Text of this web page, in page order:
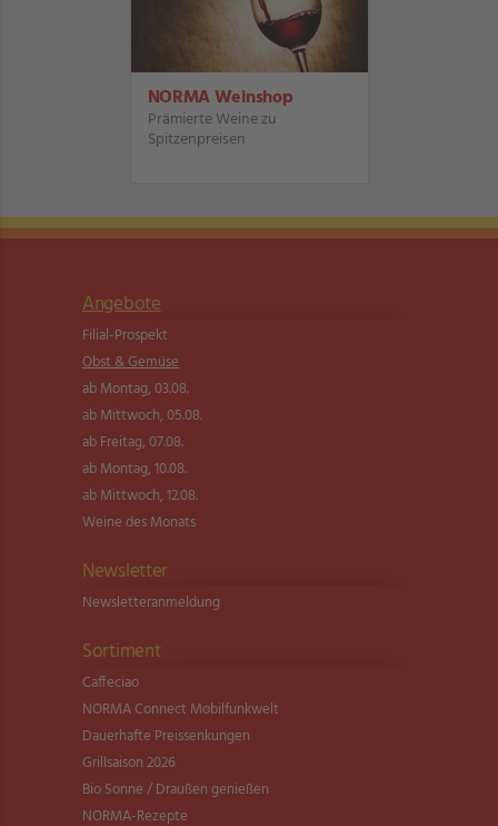
NORMA Weinshop
Prämierte Weine zu
Spitzenpreisen
Angebote
Filial-Prospekt
Obst & Gemüse
ab Montag, 03.08.
ab Mittwoch, 05.08.
ab Freitag, 07.08.
ab Montag, 10.08.
ab Mittwoch, 12.08.
Weine des Monats
Newsletter
Newsletter­anmeldung
Sortiment
Caffeciao
NORMA Connect Mobilfunkwelt
Dauerhafte Preissenkungen
Grillsaison 2026
Bio Sonne / Draußen genießen
NORMA-Rezepte